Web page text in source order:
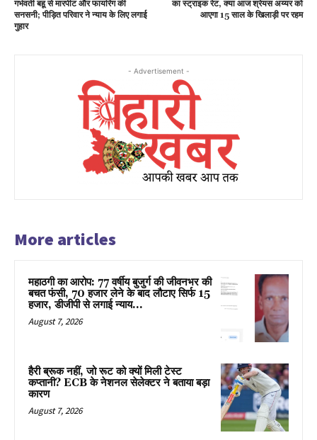
गर्भवती बहू से मारपीट और फायरिंग की
सनसनी; पीड़ित परिवार ने न्याय के लिए लगाई
गुहार
का स्ट्राइक रेट, क्या आज श्रेयस अय्यर को
आएगा 15 साल के खिलाड़ी पर रहम
- Advertisement -
More articles
महाठगी का आरोप: 77 वर्षीय बुजुर्ग की जीवनभर की
बचत फंसी, 70 हजार लेने के बाद लौटाए सिर्फ 15
हजार, डीजीपी से लगाई न्याय...
August 7, 2026
हैरी ब्रूक नहीं, जो रूट को क्यों मिली टेस्ट
कप्तानी? ECB के नेशनल सेलेक्टर ने बताया बड़ा
कारण
August 7, 2026